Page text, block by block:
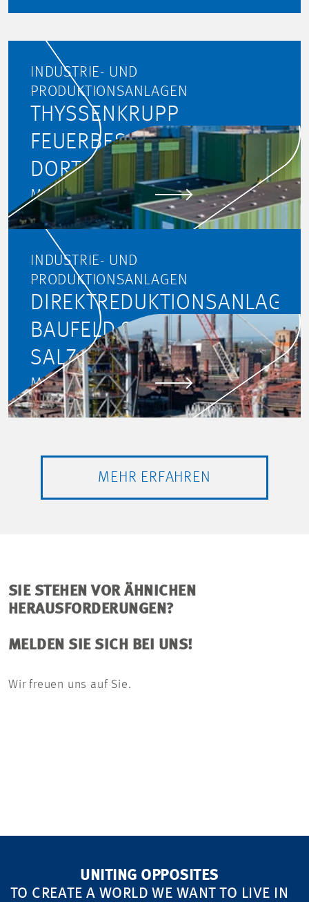
INDUSTRIE- UND
PRODUKTIONSANLAGEN
THYSSENKRUPP
DORTMUND
MEHR ERFAHREN
INDUSTRIE- UND
PRODUKTIONSANLAGEN
DIREKTREDUKTIONSANLAGE
BAUFELD SALCOS®,
SALZGITTER
MEHR ERFAHREN
MEHR ERFAHREN
SIE STEHEN VOR ÄHNICHEN
HERAUSFORDERUNGEN?
MELDEN SIE SICH BEI UNS!
Wir freuen uns auf Sie.
UNITING OPPOSITES
TO CREATE A WORLD WE WANT TO LIVE IN